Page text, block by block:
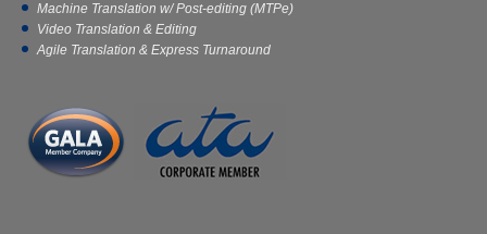
Machine Translation w/ Post-editing (MTPe)
Video Translation & Editing
Agile Translation & Express Turnaround